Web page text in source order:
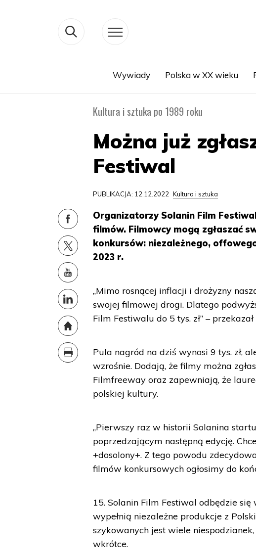
Wywiady Polska w XX wieku
Kultura i sztuka po 1989 roku
Można już
Festiwal
PUBLIKACJA: 12.12.2022 Kultura i sztuka
Organizatorzy Solanin Film
filmów. Filmowcy mogą zgłaszać
konkursów: niezależnego,
2023 r.
„Mimo rosnącej inflacji i drożyzny
swojej filmowej drogi. Dlatego
Film Festiwalu do 5 tys. zł” –
Pula nagród na dziś wynosi 9 tys. zł,
wzrośnie. Dodają, że filmy można
Filmfreeway oraz zapewniają, że
polskiej kultury.
„Pierwszy raz w historii Solanina
poprzedzającym następną edycję.
+dosolony+. Z tego powodu
filmów konkursowych ogłosimy do
15. Solanin Film Festiwal odbędzie
wypełnią niezależne produkcje z
szykowanych jest wiele
wkrótce.